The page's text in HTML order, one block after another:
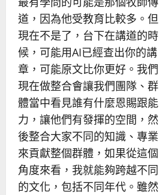
道，因為他受教育比較多。但
現在不是了，台下在講道的時
候，可能用AI已經查出你的講
章，可能原文比你更好。我們
現在做整合會讓我們團隊、群
體當中看見誰有什麼恩賜跟能
力，讓他們有發揮的空間，然
後整合大家不同的知識、專業
來貢獻整個群體，如果從這個
角度來看，我就能夠跨越不同
的文化，包括不同年代。雖然